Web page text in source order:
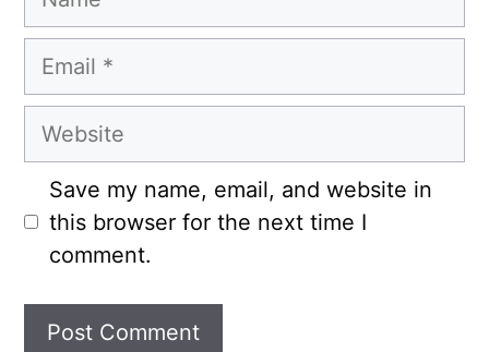
Email
Website
Save my name, email, and website in
this browser for the next time I
comment.